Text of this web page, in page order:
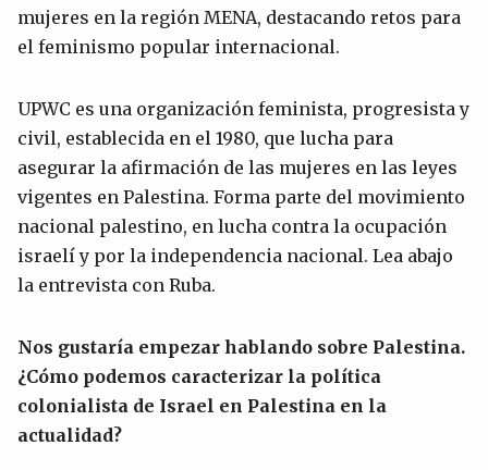
mujeres en la región MENA, destacando retos para
el feminismo popular internacional.
UPWC es una organización feminista, progresista y
civil, establecida en el 1980, que lucha para
asegurar la afirmación de las mujeres en las leyes
vigentes en Palestina. Forma parte del movimiento
nacional palestino, en lucha contra la ocupación
israelí y por la independencia nacional. Lea abajo
la entrevista con Ruba.
Nos gustaría empezar hablando sobre Palestina.
¿Cómo podemos caracterizar la política
colonialista de Israel en Palestina en la
actualidad?